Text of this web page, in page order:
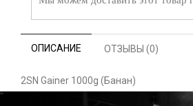
ОПИСАНИЕ ОТЗЫВЫ (0)
2SN Gainer 1000g (Банан)